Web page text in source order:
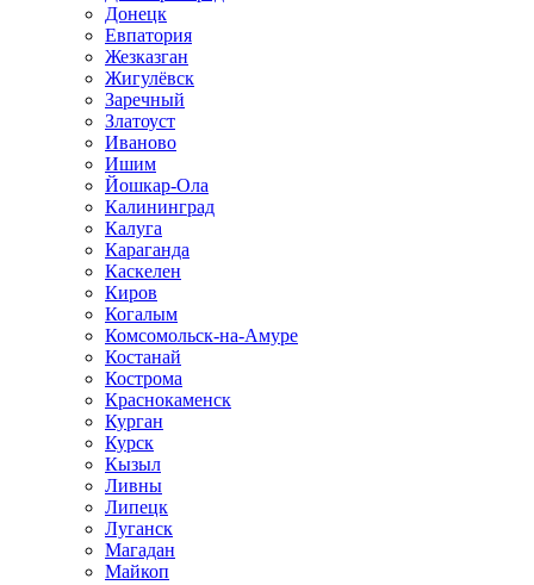
Донецк
Евпатория
Жезказган
Жигулёвск
Заречный
Златоуст
Иваново
Ишим
Йошкар-Ола
Калининград
Калуга
Караганда
Каскелен
Киров
Когалым
Комсомольск-на-Амуре
Костанай
Кострома
Краснокаменск
Курган
Курск
Кызыл
Ливны
Липецк
Луганск
Магадан
Майкоп